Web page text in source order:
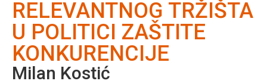
RELEVANTNOG TRŽIŠTA
U POLITICI ZAŠTITE
KONKURENCIJE
Milan Kostić